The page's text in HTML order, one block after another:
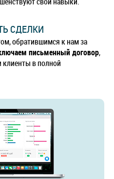
СДЕЛКИ
обратившимся к нам за
письменный договор,
клиенты в полной